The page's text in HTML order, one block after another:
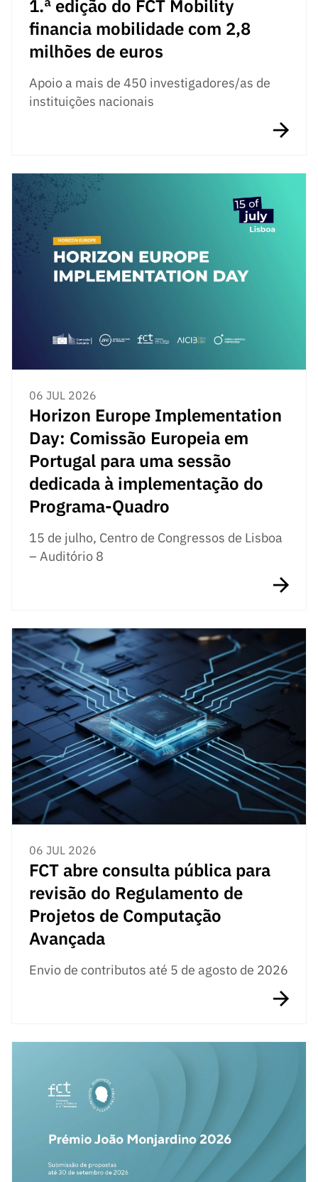
1.ª edição do FCT Mobility
financia mobilidade com 2,8
milhões de euros
Apoio a mais de 450 investigadores/as de
instituições nacionais
06 JUL 2026
Horizon Europe Implementation
Day: Comissão Europeia em
Portugal para uma sessão
dedicada à implementação do
Programa-Quadro
15 de julho, Centro de Congressos de Lisboa
– Auditório 8
06 JUL 2026
FCT abre consulta pública para
revisão do Regulamento de
Projetos de Computação
Avançada
Envio de contributos até 5 de agosto de 2026